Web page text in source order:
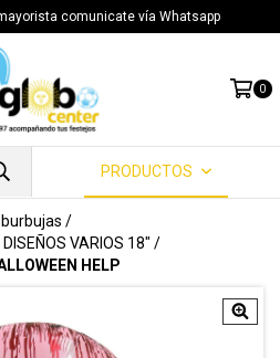
comunicate vía Whatsapp
0
PRODUCTOS
/
DISEÑOS VARIOS 18" /
HELP